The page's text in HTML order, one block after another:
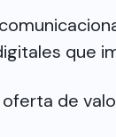
que
de